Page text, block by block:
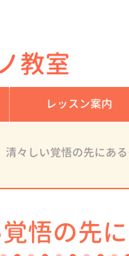
教室
レッスン案内
清々しい覚悟の先にあ
悟の先